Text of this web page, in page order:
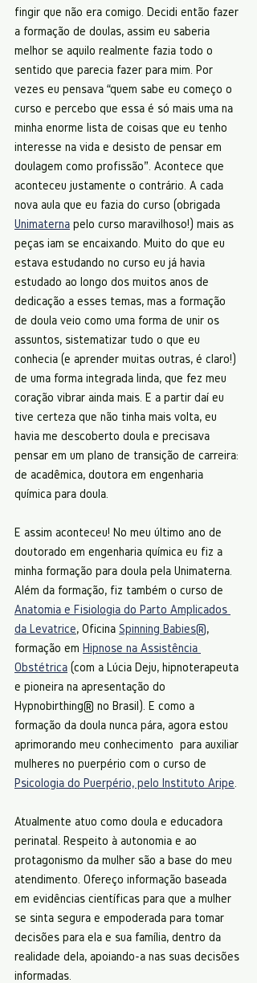
fingir que não era comigo. Decidi então fazer
a formação de doulas, assim eu saberia
melhor se aquilo realmente fazia todo o
sentido que parecia fazer para mim. Por
vezes eu pensava “quem sabe eu começo o
curso e percebo que essa é só mais uma na
minha enorme lista de coisas que eu tenho
interesse na vida e desisto de pensar em
doulagem como profissão”. Acontece que
aconteceu justamente o contrário. A cada
nova aula que eu fazia do curso (obrigada
Unimaterna pelo curso maravilhoso!) mais as
peças iam se encaixando. Muito do que eu
estava estudando no curso eu já havia
estudado ao longo dos muitos anos de
dedicação a esses temas, mas a formação
de doula veio como uma forma de unir os
assuntos, sistematizar tudo o que eu
conhecia (e aprender muitas outras, é claro!)
de uma forma integrada linda, que fez meu
coração vibrar ainda mais. E a partir daí eu
tive certeza que não tinha mais volta, eu
havia me descoberto doula e precisava
pensar em um plano de transição de carreira:
de acadêmica, doutora em engenharia
química para doula.
E assim aconteceu! No meu último ano de
doutorado em engenharia química eu fiz a
minha formação para doula pela Unimaterna.
Além da formação, fiz também o curso de
Anatomia e Fisiologia do Parto Amplicados
da Levatrice, Oficina Spinning Babies®,
formação em Hipnose na Assistência
Obstétrica (com a Lúcia Deju, hipnoterapeuta
e pioneira na apresentação do
Hypnobirthing® no Brasil). E como a
formação da doula nunca pára, agora estou
aprimorando meu conhecimento  para auxiliar
mulheres no puerpério com o curso de
Psicologia do Puerpério, pelo Instituto Aripe
Atualmente atuo como doula e educadora
perinatal. Respeito à autonomia e ao
protagonismo da mulher são a base do meu
atendimento. Ofereço informação baseada
em evidências científicas para que a mulher
se sinta segura e empoderada para tomar
decisões para ela e sua família, dentro da
realidade dela, apoiando-a nas suas decisões
informadas.